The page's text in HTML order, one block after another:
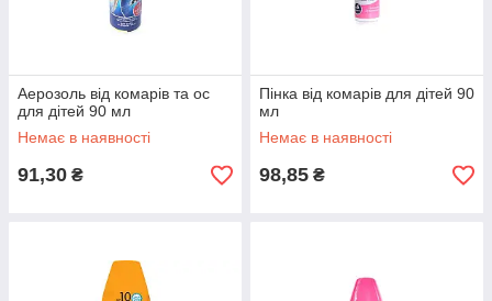
Аерозоль від комарів та ос
для дітей 90 мл
Немає в наявності
91,30 ₴
Пінка від комарів для дітей 90
мл
Немає в наявності
98,85 ₴